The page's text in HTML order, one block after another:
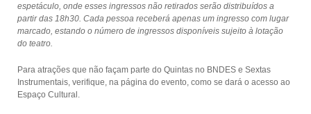
espetáculo, onde esses ingressos não retirados serão distribuídos a
partir das 18h30. Cada pessoa receberá apenas um ingresso com lugar
marcado, estando o número de ingressos disponíveis sujeito à lotação
do teatro.
Para atrações que não façam parte do Quintas no BNDES e Sextas
Instrumentais, verifique, na página do evento, como se dará o acesso ao
Espaço Cultural.